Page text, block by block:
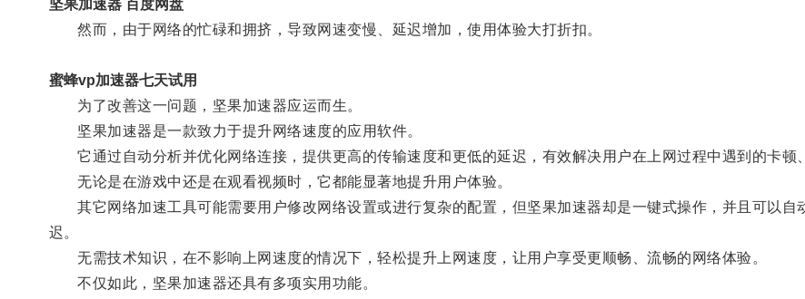
坚果加速器 百度网盘
然而，由于网络的忙碌和拥挤，导致网速变慢、延迟增加，使用体验大打折扣。
蜜蜂vp加速器七天试用
为了改善这一问题，坚果加速器应运而生。
坚果加速器是一款致力于提升网络速度的应用软件。
它通过自动分析并优化网络连接，提供更高的传输速度和更低的延迟，有效解决用户在上网过程中遇到的卡顿
无论是在游戏中还是在观看视频时，它都能显著地提升用户体验。
其它网络加速工具可能需要用户修改网络设置或进行复杂的配置，但坚果加速器却是一键式操作，并且可以自
迟。
无需技术知识，在不影响上网速度的情况下，轻松提升上网速度，让用户享受更顺畅、流畅的网络体验。
不仅如此，坚果加速器还具有多项实用功能。